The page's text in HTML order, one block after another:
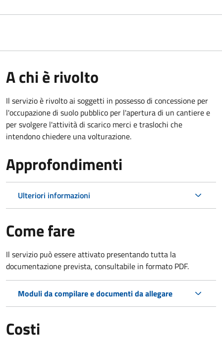
A chi è rivolto
Il servizio è rivolto ai soggetti in possesso di concessione per
l'occupazione di suolo pubblico per l'apertura di un cantiere e
per svolgere l'attività di scarico merci e traslochi che
intendono chiedere una volturazione.
Approfondimenti
Ulteriori informazioni
Come fare
Il servizio può essere attivato presentando tutta la
documentazione prevista, consultabile in formato PDF.
Moduli da compilare e documenti da allegare
Costi